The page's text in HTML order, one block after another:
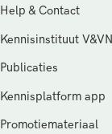
Help & Contact
Kennisinstituut V&VN
Publicaties
Kennisplatform app
Promotiemateriaal